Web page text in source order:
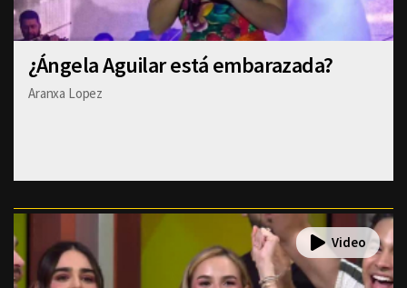
¿Ángela Aguilar está embarazada?
Aranxa Lopez